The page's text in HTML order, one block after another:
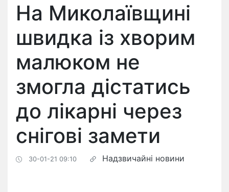
На Миколаївщині
швидка із хворим
малюком не
змогла дістатись
до лікарні через
снігові замети
30-01-21 09:10 Надзвичайні новини